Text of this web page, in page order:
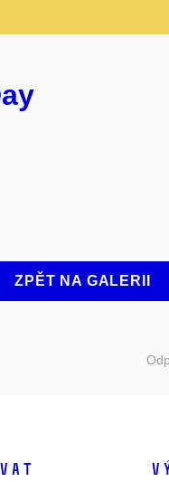
ZPĚT NA GALERII